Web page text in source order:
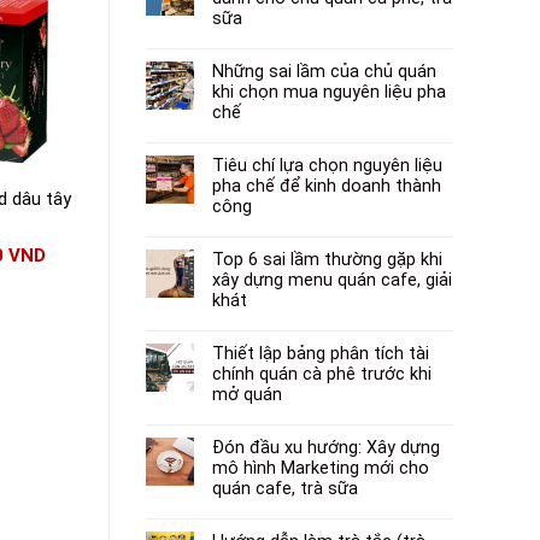
sữa
Những sai lầm của chủ quán
khi chọn mua nguyên liệu pha
chế
Tiêu chí lựa chọn nguyên liệu
pha chế để kinh doanh thành
công
Top 6 sai lầm thường gặp khi
xây dựng menu quán cafe, giải
khát
Thiết lập bảng phân tích tài
chính quán cà phê trước khi
mở quán
Đón đầu xu hướng: Xây dựng
mô hình Marketing mới cho
quán cafe, trà sữa
dâu tây
VND
Trà Ahmad hương
46.000VND
-18%
HẾT HÀNG
Trà Lipton Ice Tea
39.000
32.000